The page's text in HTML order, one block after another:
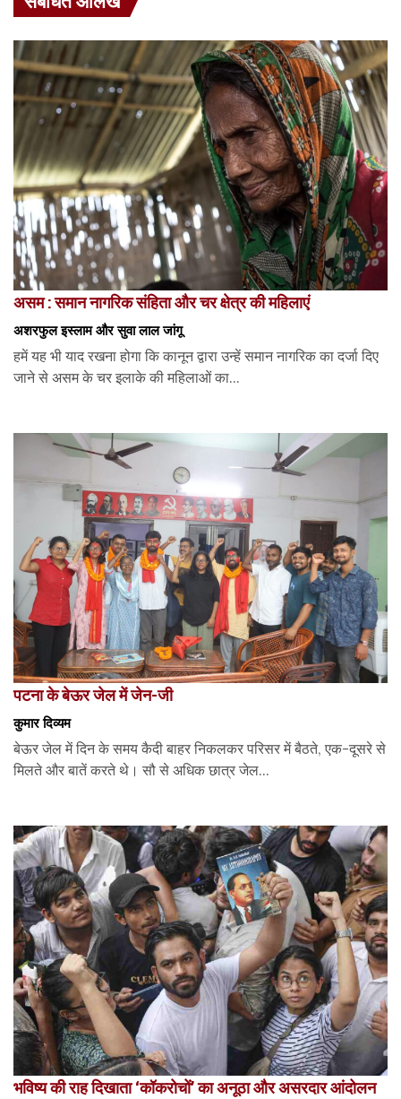
असम : समान नागरिक संहिता और चर क्षेत्र की महिलाएं
अशरफुल इस्लाम और सुवा लाल जांगू
हमें यह भी याद रखना होगा कि कानून द्वारा उन्हें समान नागरिक का दर्जा दिए
जाने से असम के चर इलाके की महिलाओं का...
पटना के बेऊर जेल में जेन-जी
कुमार दिव्यम
बेऊर जेल में दिन के समय कैदी बाहर निकलकर परिसर में बैठते, एक-दूसरे से
मिलते और बातें करते थे। सौ से अधिक छात्र जेल...
भविष्य की राह दिखाता ‘कॉकरोचों’ का अनूठा और असरदार आंदोलन